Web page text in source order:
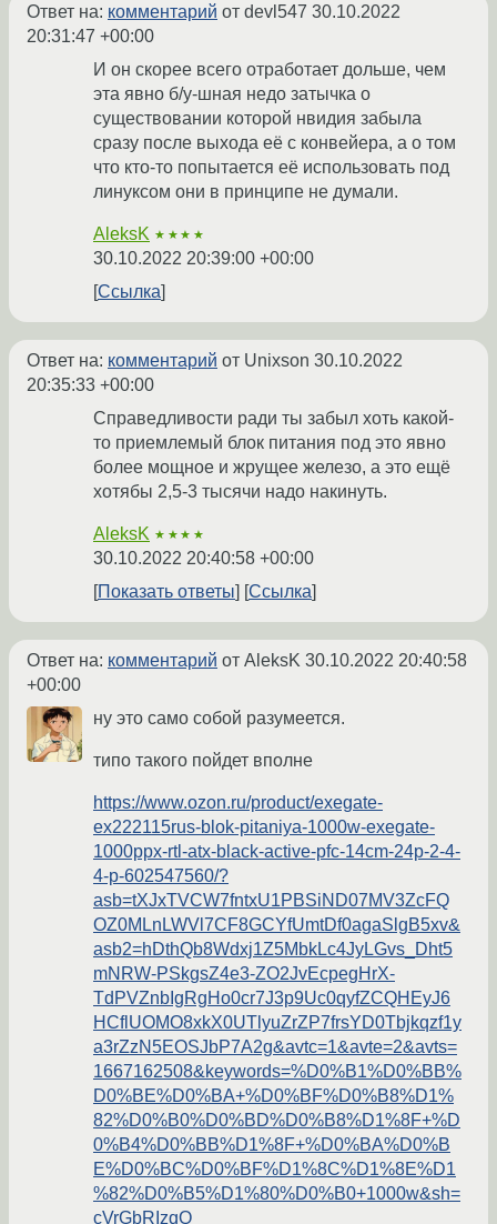
Ответ на: комментарий от devl547 30.10.2022
20:31:47 +00:00
И он скорее всего отработает дольше, чем
эта явно б/у-шная недо затычка о
существовании которой нвидия забыла
сразу после выхода её с конвейера, а о том
что кто-то попытается её использовать под
линуксом они в принципе не думали.
AleksK ★★★★
30.10.2022 20:39:00 +00:00
Ссылка
Ответ на: комментарий от Unixson 30.10.2022
20:35:33 +00:00
Справедливости ради ты забыл хоть какой-
то приемлемый блок питания под это явно
более мощное и жрущее железо, а это ещё
хотябы 2,5-3 тысячи надо накинуть.
AleksK ★★★★
30.10.2022 20:40:58 +00:00
Показать ответы
Ссылка
Ответ на: комментарий от AleksK 30.10.2022 20:40:58
+00:00
ну это само собой разумеется.
типо такого пойдет вполне
https://www.ozon.ru/product/exegate-
ex222115rus-blok-pitaniya-1000w-exegate-
1000ppx-rtl-atx-black-active-pfc-14cm-24p-2-4-
4-p-602547560/?
asb=tXJxTVCW7fntxU1PBSiND07MV3ZcFQ
OZ0MLnLWVl7CF8GCYfUmtDf0agaSlgB5xv&
asb2=hDthQb8Wdxj1Z5MbkLc4JyLGvs_Dht5
mNRW-PSkgsZ4e3-ZO2JvEcpegHrX-
TdPVZnbIgRgHo0cr7J3p9Uc0qyfZCQHEyJ6
HCflUOMO8xkX0UTlyuZrZP7frsYD0Tbjkqzf1y
a3rZzN5EOSJbP7A2g&avtc=1&avte=2&avts=
1667162508&keywords=%D0%B1%D0%BB%
D0%BE%D0%BA+%D0%BF%D0%B8%D1%
82%D0%B0%D0%BD%D0%B8%D1%8F+%D
0%B4%D0%BB%D1%8F+%D0%BA%D0%B
E%D0%BC%D0%BF%D1%8C%D1%8E%D1
%82%D0%B5%D1%80%D0%B0+1000w&sh=
cVrGbRIzqQ